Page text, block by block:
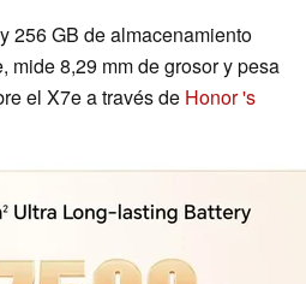
256 GB de almacenamiento
mide 8,29 mm de grosor y pesa
el X7e a través de Honor 's